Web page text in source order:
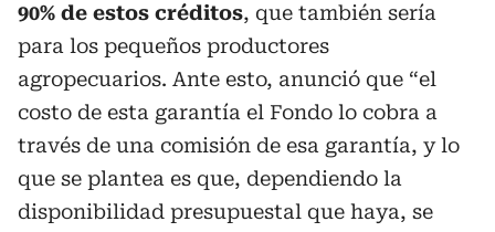
90% de estos créditos, que también sería
para los pequeños productores
agropecuarios. Ante esto, anunció que “el
costo de esta garantía el Fondo lo cobra a
través de una comisión de esa garantía, y lo
que se plantea es que, dependiendo la
disponibilidad presupuestal que haya, se